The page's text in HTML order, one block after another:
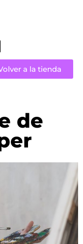
a la tienda
de